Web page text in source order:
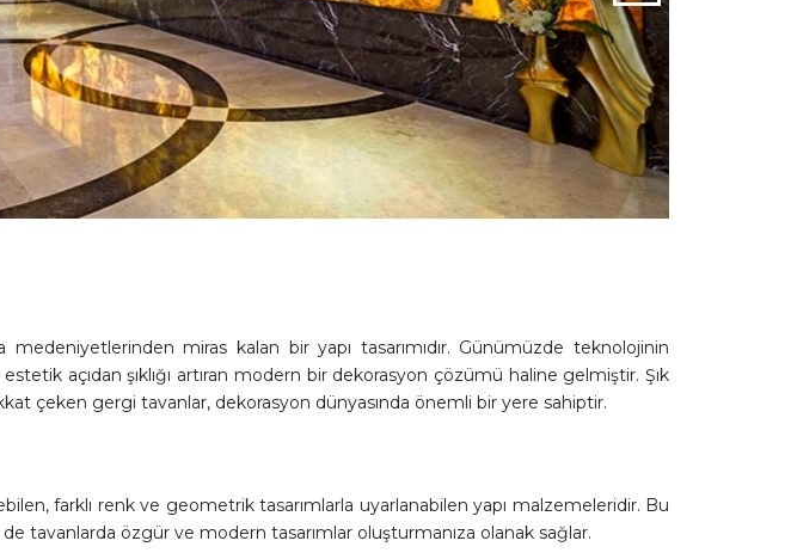
medeniyetlerinden miras kalan bir yapı tasarımıdır. Günümüzde teknolojinin
açıdan şıklığı artıran modern bir dekorasyon çözümü haline gelmiştir. Şık
çeken gergi tavanlar, dekorasyon dünyasında önemli bir yere sahiptir.
farklı renk ve geometrik tasarımlarla uyarlanabilen yapı malzemeleridir. Bu
tavanlarda özgür ve modern tasarımlar oluşturmanıza olanak sağlar.